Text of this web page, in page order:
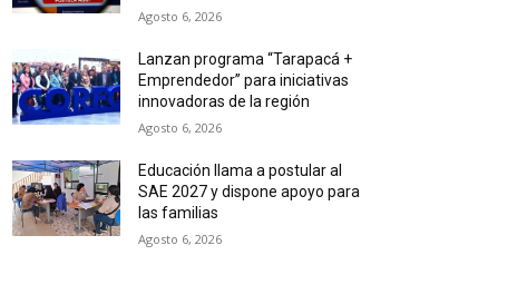
Agosto 6, 2026
Lanzan programa “Tarapacá +
Emprendedor” para iniciativas
innovadoras de la región
Agosto 6, 2026
Educación llama a postular al
SAE 2027 y dispone apoyo para
las familias
Agosto 6, 2026